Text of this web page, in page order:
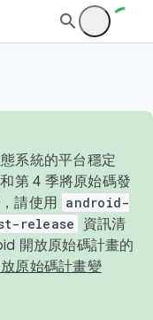
系統的平台穩定
第 4 季將原始碼發
請使用 android-
release
資訊清
開放原始碼計畫的
原始碼計畫變